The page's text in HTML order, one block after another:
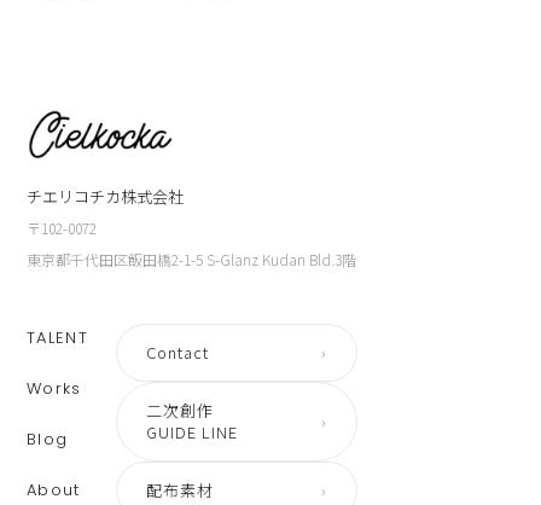
チエリコチカ株式会社
〒102-0072
東京都千代田区飯田橋2-1-5 S-Glanz Kudan Bld.3階
TALENT
Works
Blog
About
Contact ›
二次創作
GUIDE LINE
›
配布素材 ›